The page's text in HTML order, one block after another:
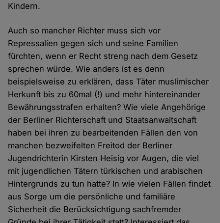
Kindern.
Auch so mancher Richter muss sich vor
Repressalien gegen sich und seine Familien
fürchten, wenn er Recht streng nach dem Gesetz
sprechen würde. Wie anders ist es denn
beispielsweise zu erklären, dass Täter muslimischer
Herkunft bis zu 60mal (!) und mehr hintereinander
Bewährungsstrafen erhalten? Wie viele Angehörige
der Berliner Richterschaft und Staatsanwaltschaft
haben bei ihren zu bearbeitenden Fällen den von
manchen bezweifelten Freitod der Berliner
Jugendrichterin Kirsten Heisig vor Augen, die viel
mit jugendlichen Tätern türkischen und arabischen
Hintergrunds zu tun hatte? In wie vielen Fällen findet
aus Sorge um die persönliche und familiäre
Sicherheit die Berücksichtigung sachfremder